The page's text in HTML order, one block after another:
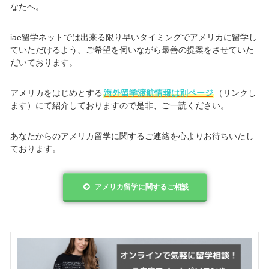
なたへ。
iae留学ネットでは出来る限り早いタイミングでアメリカに留学し
ていただけるよう、ご希望を伺いながら最善の提案をさせていた
だいております。
アメリカをはじめとする 海外留学渡航情報は別ページ
（リンクし
ます）にて紹介しておりますので是非、ご一読ください。
あなたからのアメリカ留学に関するご連絡を心よりお待ちいたし
ております。
アメリカ留学に関するご相談